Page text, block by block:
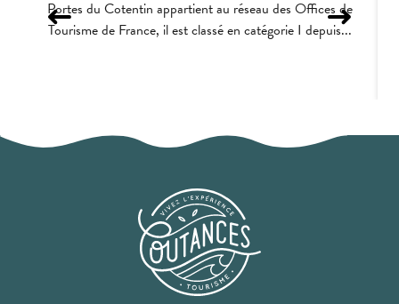
Portes du Cotentin appartient au réseau des Offices de
Tourisme de France, il est classé en catégorie I depuis...